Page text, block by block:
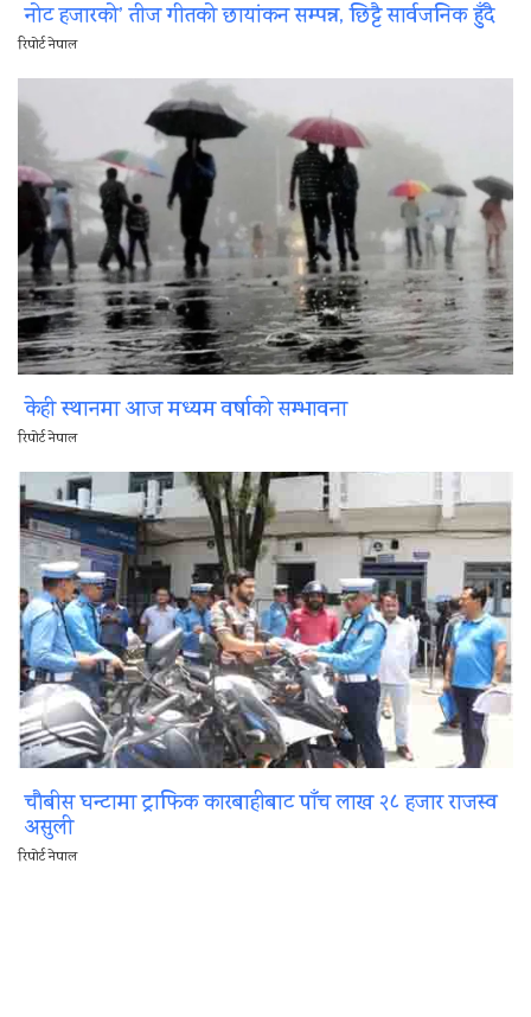
नोट हजारको’ तीज गीतको छायांकन सम्पन्न, छिट्टै सार्वजनिक हुँदै
रिपोर्ट नेपाल
केही स्थानमा आज मध्यम वर्षाको सम्भावना
रिपोर्ट नेपाल
चौबीस घन्टामा ट्राफिक कारबाहीबाट पाँच लाख २८ हजार राजस्व
असुली
रिपोर्ट नेपाल